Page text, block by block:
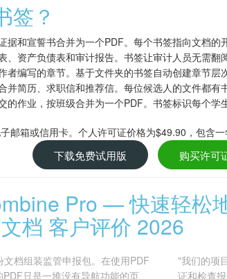
签？
和宣誓书合并为一个PDF。每个书签指向文档的
资产负债表和审计报告。书签让审计人员无需翻
编写的章节。基于文件夹的书签自动创建章节层
简历、求职信和推荐信。每位候选人的文件都有
作业，按班级合并为一个PDF。书签标识每个学
邮箱或信用卡。个人许可证价格为$49.90，包含一
下载免费试用版 购买许
Pro — 快速轻松
档 客户评价 2026
档组装监管申报包。在使用PDF
只是一堆没有导航功能的页
"我们的项
证和检查